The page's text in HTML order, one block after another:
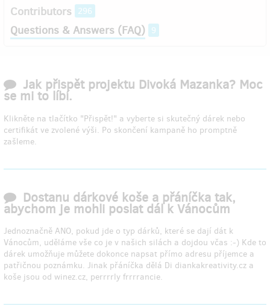
Contributors 296
Questions & Answers (FAQ) 9
Jak přispět projektu Divoká Mazanka? Moc
se mi to líbí.
Klikněte na tlačítko "Přispět!" a vyberte si skutečný dárek nebo
certifikát ve zvolené výši. Po skončení kampaně ho promptně
zašleme.
Dostanu dárkové koše a přáníčka tak,
abychom je mohli poslat dál k Vánocům
Jednoznačně ANO, pokud jde o typ dárků, které se dají dát k
Vánocům, uděláme vše co je v našich silách a dojdou včas :-) Kde to
dárek umožňuje můžete dokonce napsat přímo adresu příjemce a
patřičnou poznámku. Jinak přáníčka dělá Di diankakreativity.cz a
koše jsou od winez.cz, perrrrly frrrrancie.